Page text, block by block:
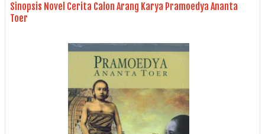
Sinopsis Novel Cerita Calon Arang Karya Pramoedya Ananta
Toer